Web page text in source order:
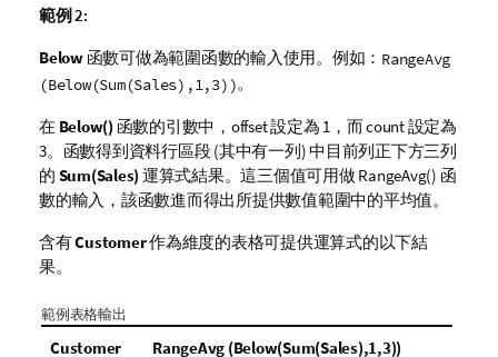
範例 2:
Below函數可做為範圍函數的輸入使用。例如： RangeAvg
(Below(Sum(Sales),1,3))。
在 Below() 函數的引數中， offset設定為 1，而count設定為
3。函數得到資料行區段 (其中有一列) 中目前列正下方三列
的 Sum(Sales) 運算式結果。這三個值可用做 RangeAvg() 函
數的輸入，該函數進而得出所提供數值範圍中的平均值。
含有Customer作為維度的表格可提供運算式的以下結
果。
範例表格輸出
Customer RangeAvg (Below(Sum(Sales),1,3))